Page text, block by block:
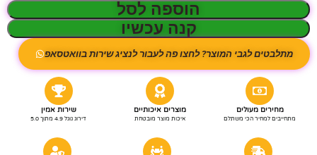
הוספה לסל
קנה עכשיו
מתלבטים לגבי המוצר? לחצו פה לעבור לנציג שירות בוואטסאפ
מחירים מעולים
מתחייבים למחיר הכי משתלם
מוצרים איכותיים
איכות מוצר מובטחת
שירות אמין
דירוג גוגל 4.9 מתוך 5.0